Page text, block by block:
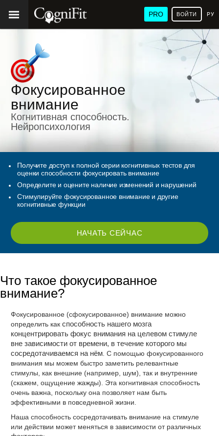
PRO ВОЙТИ
Фокусированное
внимание
Когнитивная способность.
Нейропсихология
Получите доступ к полной серии когнитивных тестов для
оценки способности фокусировать внимание
Определите и оцените наличие изменений и нарушений
Стимулируйте фокусированное внимание и другие
когнитивные функции
НАЧАТЬ СЕЙЧАС
Что такое фокусированное
внимание?
Фокусированное (сфокусированное) внимание можно
определить какспособность нашего мозга
концентрировать фокус внимания на целевом стимуле
вне зависимости от времени, в течение которого мы
сосредотачиваемся на нём . С помощью фокусированного
внимания мы можем быстро заметить релевантные
стимулы, как внешние (например, шум), так и внутренние
(скажем, ощущение жажды). Эта когнитивная способность
очень важна, поскольку она позволяет нам быть
эффективными в повседневной жизни.
Наша способность сосредотачивать внимание на стимуле
или действии может меняться в зависимости от различных